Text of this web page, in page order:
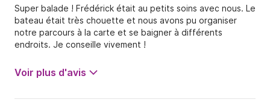
Super balade ! Frédérick était au petits soins avec nous. Le
bateau était très chouette et nous avons pu organiser
notre parcours à la carte et se baigner à différents
endroits. Je conseille vivement !
Voir plus d'avis